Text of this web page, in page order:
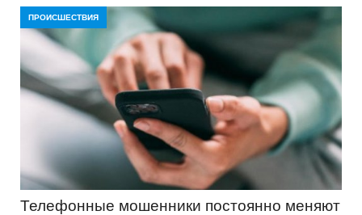
ПРОИСШЕСТВИЯ
Телефонные мошенники постоянно меняют